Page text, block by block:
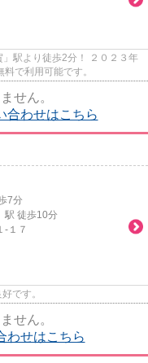
より徒歩2分！ ２０２３年
で利用可能です。
せん。
合わせはこちら
7分
駅 徒歩10分
-１７
です。
せん。
わせはこちら